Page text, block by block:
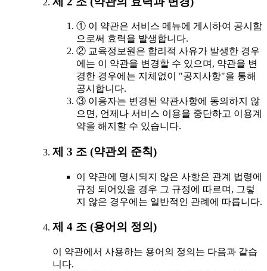
① 이 약관은 서비스 메뉴에 게시하여 공시함
으로써 효력을 발생합니다.
② 교육정보원은 합리적 사유가 발생한 경우
에는 이 약관을 변경할 수 있으며, 약관을 변
경한 경우에는 지체없이 "공지사항"을 통해
공시합니다.
③ 이용자는 변경된 약관사항에 동의하지 않
으면, 언제나 서비스 이용을 중단하고 이용계
약을 해지할 수 있습니다.
제 3 조 (약관외 준칙)
이 약관에 명시되지 않은 사항은 관계 법령에
규정 되어있을 경우 그 규정에 따르며, 그렇
지 않은 경우에는 일반적인 관례에 따릅니다.
제 4 조 (용어의 정의)
이 약관에서 사용하는 용어의 정의는 다음과 같습
니다.